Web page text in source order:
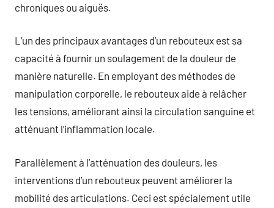
chroniques ou aiguës.
L’un des principaux avantages d’un rebouteux est sa
capacité à fournir un soulagement de la douleur de
manière naturelle. En employant des méthodes de
manipulation corporelle, le rebouteux aide à relâcher
les tensions, améliorant ainsi la circulation sanguine et
atténuant l’inflammation locale.
Parallèlement à l’atténuation des douleurs, les
interventions d’un rebouteux peuvent améliorer la
mobilité des articulations. Ceci est spécialement utile